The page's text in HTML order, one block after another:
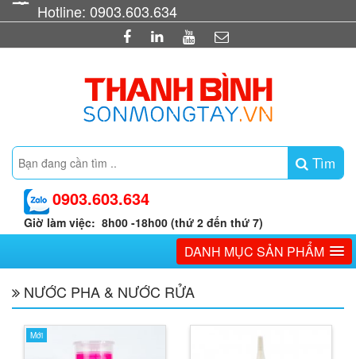
Hotline: 0903.603.634
Tìm
0903.603.634
Giờ làm việc: 8h00 -18h00 (thứ 2 đến thứ 7)
DANH MỤC SẢN PHẨM
NƯỚC PHA & NƯỚC RỬA
Mới